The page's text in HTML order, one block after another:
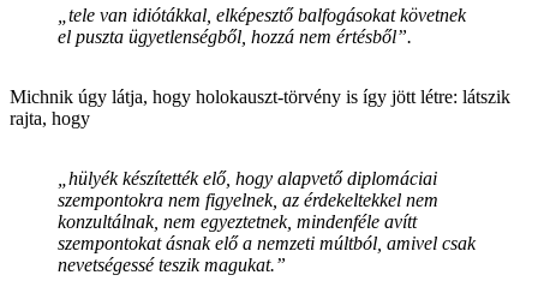
„tele van idiótákkal, elképesztő balfogásokat követnek
el puszta ügyetlenségből, hozzá nem értésből”.
Michnik úgy látja, hogy holokauszt-törvény is így jött létre: látszik
rajta, hogy
„hülyék készítették elő, hogy alapvető diplomáciai
szempontokra nem figyelnek, az érdekeltekkel nem
konzultálnak, nem egyeztetnek, mindenféle avítt
szempontokat ásnak elő a nemzeti múltból, amivel csak
nevetségessé teszik magukat.”